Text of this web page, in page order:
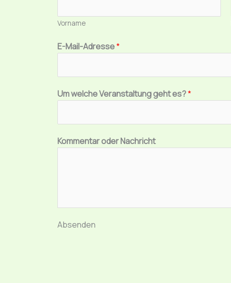
t
d
e
a
n
s
n
Vorname
E-Mail-Adresse*
Um welche Veranstaltung geht es?*
Kommentar oder Nachricht
Absenden